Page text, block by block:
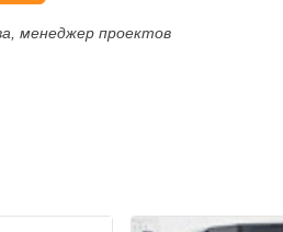
менеджер проектов